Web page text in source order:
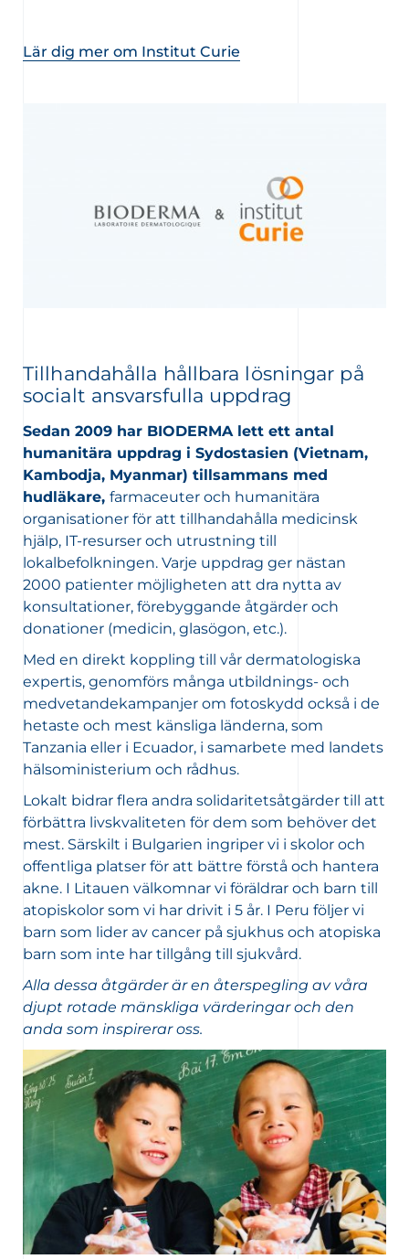
Lär dig mer om Institut Curie
Tillhandahålla hållbara lösningar på
socialt ansvarsfulla uppdrag
Sedan 2009 har BIODERMA lett ett antal
humanitära uppdrag i Sydostasien (Vietnam,
Kambodja, Myanmar) tillsammans med
hudläkare, farmaceuter och humanitära
organisationer för att tillhandahålla medicinsk
hjälp, IT-resurser och utrustning till
lokalbefolkningen. Varje uppdrag ger nästan
2000 patienter möjligheten att dra nytta av
konsultationer, förebyggande åtgärder och
donationer (medicin, glasögon, etc.).
Med en direkt koppling till vår dermatologiska
expertis, genomförs många utbildnings- och
medvetandekampanjer om fotoskydd också i de
hetaste och mest känsliga länderna, som
Tanzania eller i Ecuador, i samarbete med landets
hälsoministerium och rådhus.
Lokalt bidrar flera andra solidaritetsåtgärder till att
förbättra livskvaliteten för dem som behöver det
mest. Särskilt i Bulgarien ingriper vi i skolor och
offentliga platser för att bättre förstå och hantera
akne. I Litauen välkomnar vi föräldrar och barn till
atopiskolor som vi har drivit i 5 år. I Peru följer vi
barn som lider av cancer på sjukhus och atopiska
barn som inte har tillgång till sjukvård.
Alla dessa åtgärder är en återspegling av våra
djupt rotade mänskliga värderingar och den
anda som inspirerar oss.